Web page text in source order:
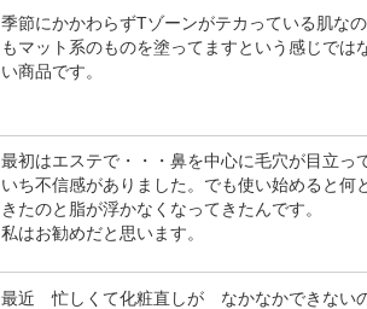
季節にかかわらずTゾーンがテカっている肌な
もマット系のものを塗ってますという感じで
い商品です。
最初はエステで・・・鼻を中心に毛穴が目立っ
いち不信感がありました。でも使い始めると何
きたのと脂が浮かなくなってきたんです。
私はお勧めだと思います。
最近 忙しくて化粧直しが なかなかできないの